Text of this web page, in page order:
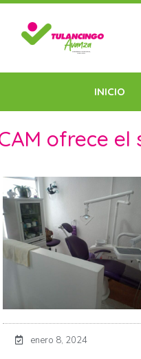
INICIO
ofrece
enero 8, 2024